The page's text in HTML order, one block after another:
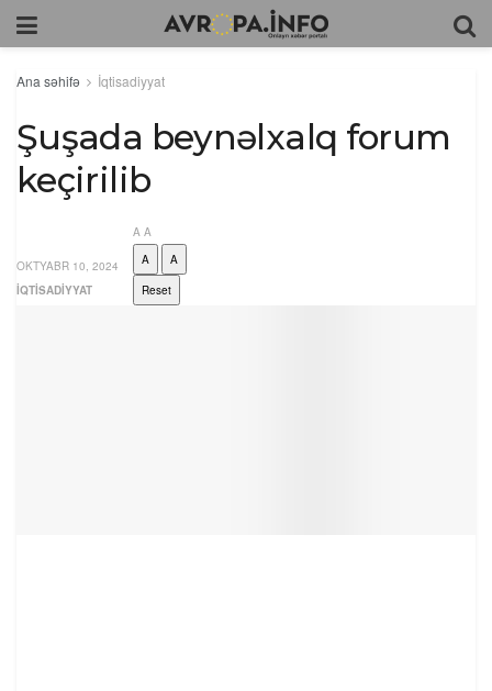
Ana səhifə İqtisadiyyat
Şuşada beynəlxalq forum
keçirilib
OKTYABR 10, 2024
İQTISADIYYAT
A A
A
A
Reset